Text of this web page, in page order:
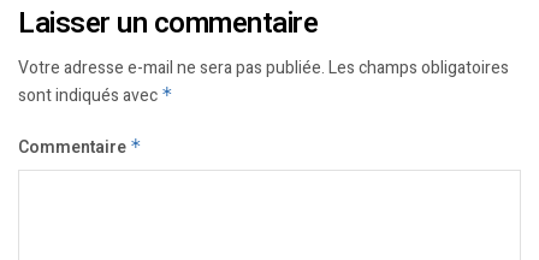
Laisser un commentaire
Votre adresse e-mail ne sera pas publiée.Les champs obligatoires
sont indiqués avec *
Commentaire *